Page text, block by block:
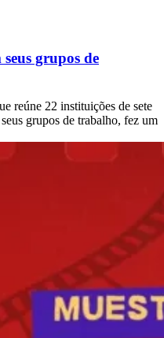
grupos de
reúne 22 instituições de sete
grupos de trabalho, fez um